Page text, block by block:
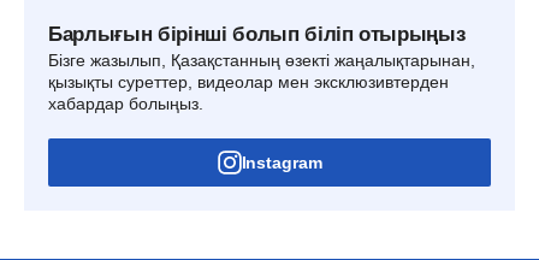
Барлығын бірінші болып біліп отырыңыз
Бізге жазылып, Қазақстанның өзекті жаңалықтарынан,
қызықты суреттер, видеолар мен эксклюзивтерден
хабардар болыңыз.
Instagram